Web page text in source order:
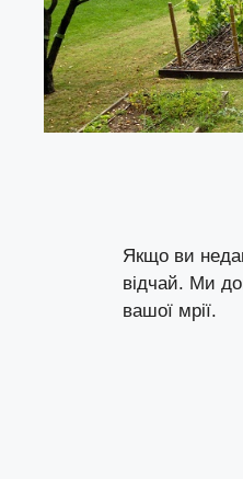
Якщо ви
відчай. Ми
вашої мрії.